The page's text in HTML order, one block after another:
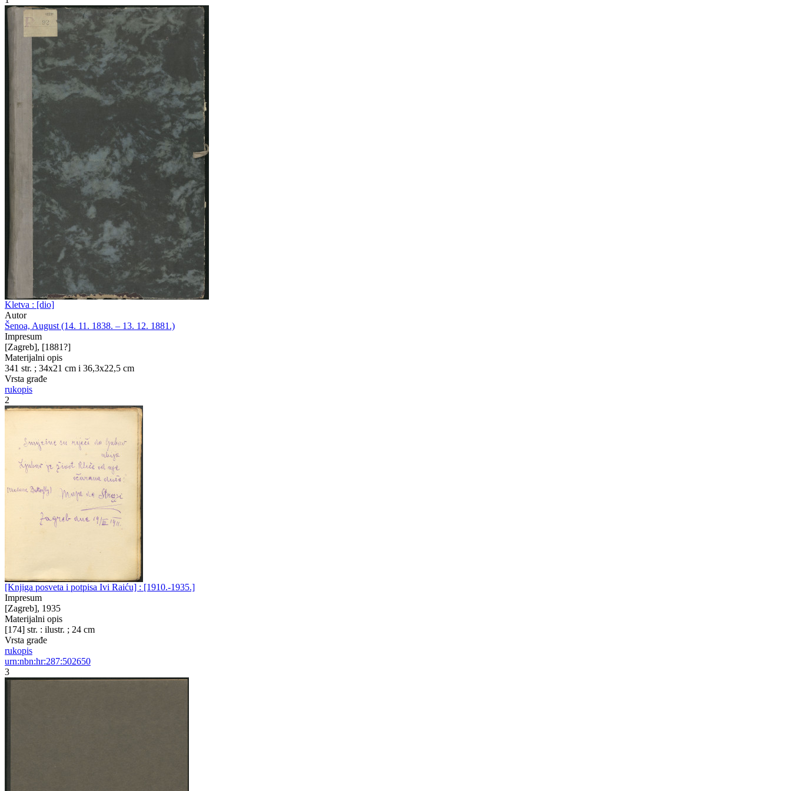
Kletva : [dio]
Autor
Šenoa, August (14. 11. 1838. – 13. 12. 1881.)
Impresum
[Zagreb], [1881?]
Materijalni opis
341 str. ; 34x21 cm i 36,3x22,5 cm
Vrsta građe
rukopis
2
[Knjiga posveta i potpisa Ivi Raiću] : [1910.-1935.]
Impresum
[Zagreb], 1935
Materijalni opis
[174] str. : ilustr. ; 24 cm
Vrsta građe
rukopis
urn:nbn:hr:287:502650
3